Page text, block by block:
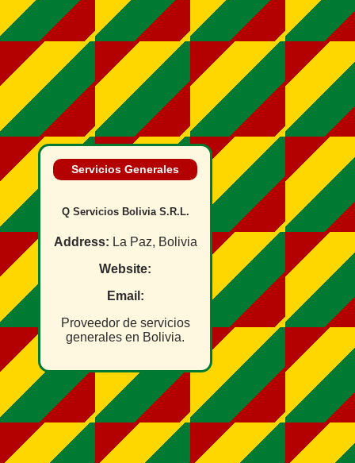
Servicios Generales
Q Servicios Bolivia S.R.L.
Address: La Paz, Bolivia
Website:
Email:
Proveedor de servicios
generales en Bolivia.